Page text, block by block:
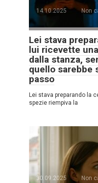
14.10.2025
Non
Lei stava
lui ricevette
dalla stanza,
quello sarebbe
passo
Lei stava preparando la
spezie riempiva la
30.09.2025
Non